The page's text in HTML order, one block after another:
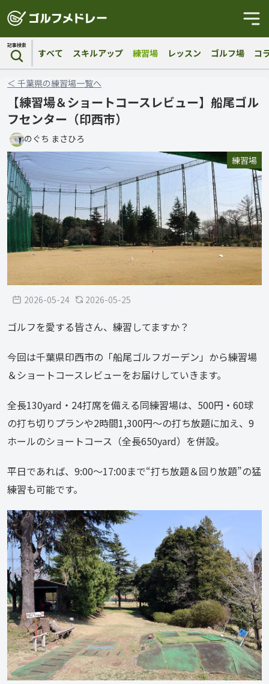
記事検索
すべて スキルアップ 練習場 レッスン ゴルフ場 コ
＜ 千葉県の練習場一覧へ
【練習場＆ショートコースレビュー】船尾ゴル
フセンター（印西市）
のぐち まさひろ
練習場
2026-05-24 2026-05-25
ゴルフを愛する皆さん、練習してますか？
今回は千葉県印西市の「船尾ゴルフガーデン」から練習場
＆ショートコースレビューをお届けしていきます。
全長130yard・24打席を備える同練習場は、500円・60球
の打ち切りプランや2時間1,300円～の打ち放題に加え、9
ホールのショートコース（全長650yard）を併設。
平日であれば、9:00～17:00まで“打ち放題＆回り放題”の猛
練習も可能です。